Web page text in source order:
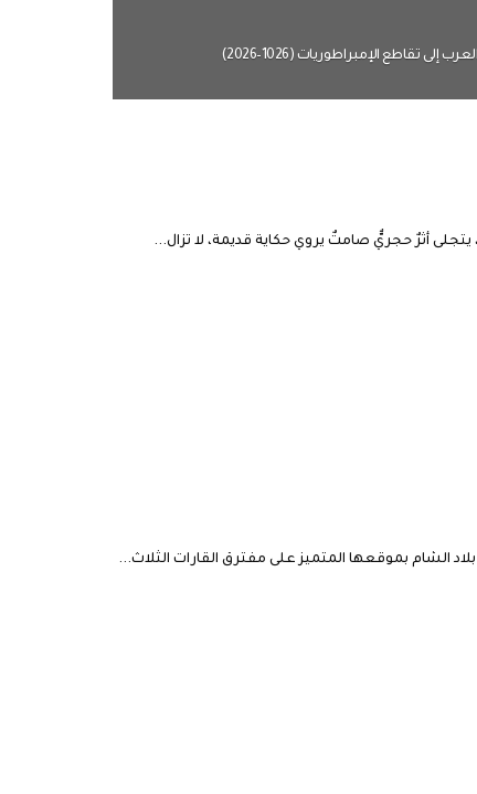
تقاطع الإمبراطوريات (1026–2026)‏
أثرٌ حجريٌّ صامتٌ يروي حكاية قديمة، لا تزال...
الشام بموقعها المتميز على مفترق القارات الثلاث...